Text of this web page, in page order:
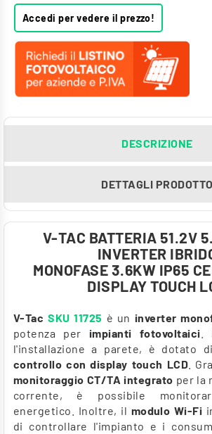
Accedi per vedere il prezzo!
DESCRIZIONE
DETTAGLI PRODOTTO
V-TAC BATTERIA 51.2V
INVERTER
MONOFASE 3.6KW IP65
DISPLAY TOUCH
V-TacSKU 11725 è un inverter
potenza per impianti fotovoltaici
l'installazione a parete, è dotato
controllo con display touch LCD .
monitoraggio CT/TA integrato per la
corrente, è possibile
energetico. Inoltre, il modulo Wi-Fi
di controllare l'impianto e i